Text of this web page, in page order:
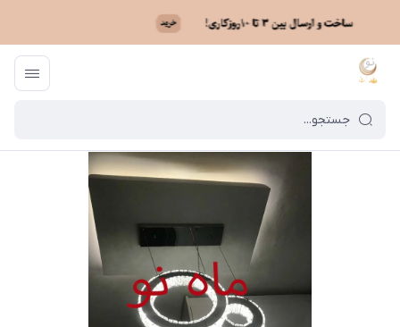
ماه نو / خرید لوستر بر اساس مدل